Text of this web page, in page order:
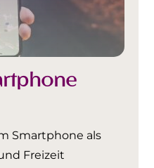
Smartphone als
Freizeit